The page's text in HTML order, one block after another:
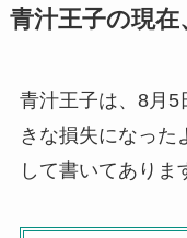
青汁王子の現在
青汁王子は、8月5
きな損失になった
して書いてありま